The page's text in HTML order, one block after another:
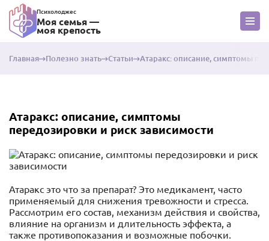
Психолоджес
Моя семья —
моя крепость
Главная Полезно знать Статьи Атаракс: описание, симптомы
Атаракс: описание, симптомы
передозировки и риск зависимости
Атаракс это что за препарат? Это медикамент, часто
применяемый для снижения тревожности и стресса.
Рассмотрим его состав, механизм действия и свойства,
влияние на организм и длительность эффекта, а
также противопоказания и возможные побочки.